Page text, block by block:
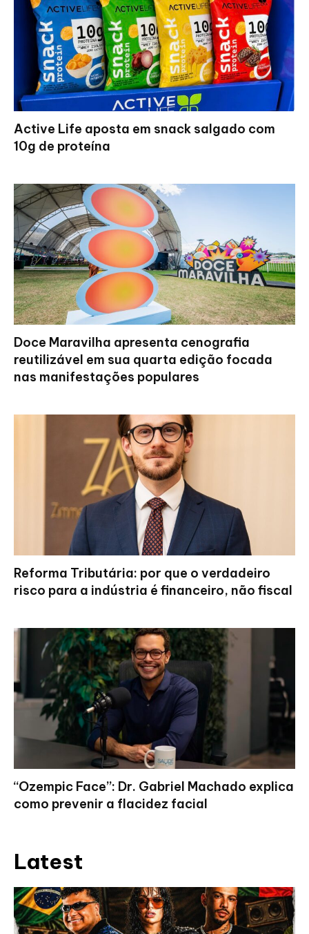
Active Life aposta em snack salgado com
10g de proteína
Doce Maravilha apresenta cenografia
reutilizável em sua quarta edição focada
nas manifestações populares
Reforma Tributária: por que o verdadeiro
risco para a indústria é financeiro, não fiscal
“Ozempic Face”: Dr. Gabriel Machado explica
como prevenir a flacidez facial
Latest